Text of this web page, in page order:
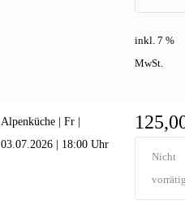
inkl. 7 %
MwSt.
Alpenküche | Fr |
03.07.2026 | 18:00 Uhr
Nicht